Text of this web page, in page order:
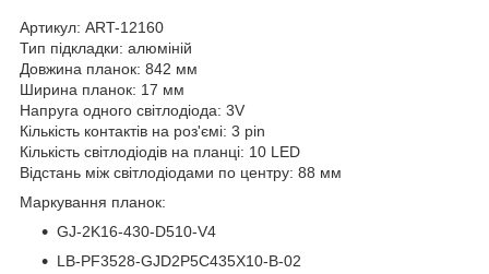
Артикул: ART-12160
Тип підкладки: алюміній
Довжина планок: 842 мм
Ширина планок: 17 мм
Напруга одного світлодіода: 3V
Кількість контактів на роз'ємі: 3 pin
Кількість світлодіодів на планці: 10 LED
Відстань між світлодіодами по центру: 88 мм
Маркування планок:
GJ-2K16-430-D510-V4
LB-PF3528-GJD2P5C435X10-B-02